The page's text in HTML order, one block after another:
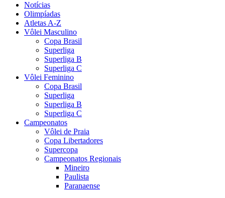
Notícias
Olimpíadas
Atletas A-Z
Vôlei Masculino
Copa Brasil
Superliga
Superliga B
Superliga C
Vôlei Feminino
Copa Brasil
Superliga
Superliga B
Superliga C
Campeonatos
Vôlei de Praia
Copa Libertadores
Supercopa
Campeonatos Regionais
Mineiro
Paulista
Paranaense